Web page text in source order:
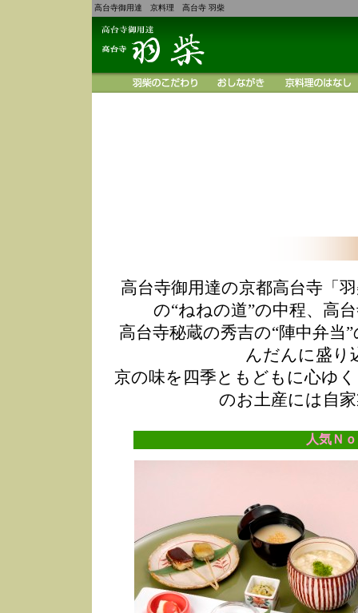
高台寺御用達 京料理 高台寺 羽柴
高台寺御用達の京都高台寺「
の“ねねの道”の中程、高
高台寺秘蔵の秀吉の“陣中弁
んだんに盛り
京の味を四季ともどもに心ゆ
のお土産には自
人気Ｎ